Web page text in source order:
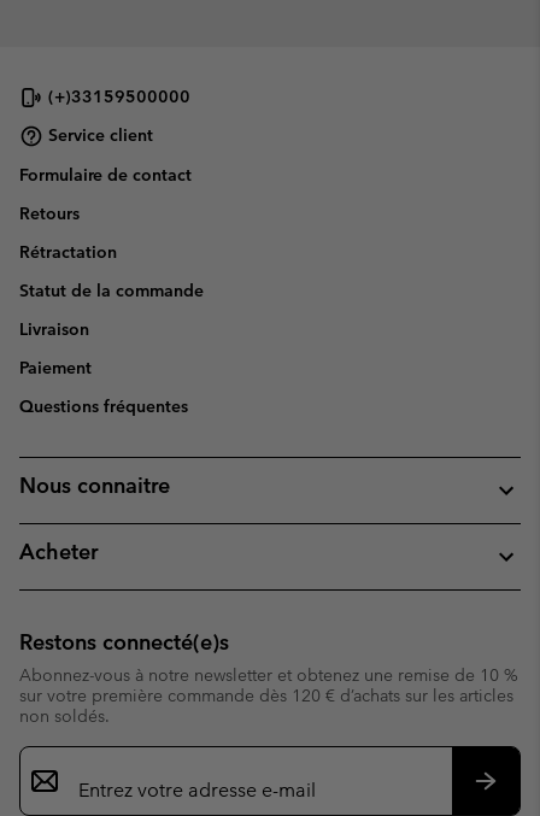
(+)33159500000
Service client
Formulaire de contact
Retours
Rétractation
Statut de la commande
Livraison
Paiement
Questions fréquentes
Nous connaitre
Acheter
Restons connecté(e)s
Abonnez-vous à notre newsletter et obtenez une remise de 10 %
sur votre première commande dès 120 € d’achats sur les articles
non soldés.
Inscription
par
e-